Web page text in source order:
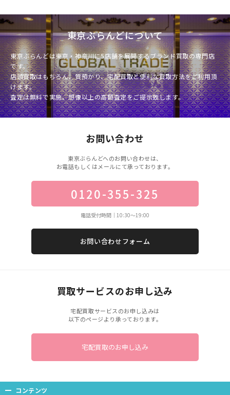
東京ぶらんどについて
東京ぶらんどは東京・神奈川に5店舗を展開するブランド買取の専門店
です。
店頭買取はもちろん、質預かり、宅配買取と便利な買取方法をご利用頂
けます。
査定は無料で実施。想像以上の高額査定をご提示致します。
お問い合わせ
東京ぶらんどへのお問い合わせは、
お電話もしくはメールにて承っております。
0120-355-325
電話受付時間｜10:30〜19:00
お問い合わせフォーム
買取サービスのお申し込み
宅配買取サービスのお申し込みは
以下のページより承っております。
宅配買取のお申し込み
コンテンツ